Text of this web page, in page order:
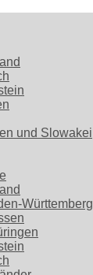
und Slowakei
Württemberg